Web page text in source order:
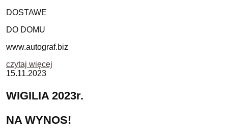
DOSTAWE
DO DOMU
www.autograf.biz
czytaj więcej
15.11.2023
WIGILIA 2023r.
NA WYNOS!